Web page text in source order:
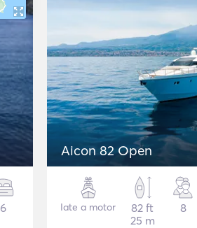
6
Aicon 82 Open
Iate a motor
82 ft
25 m
8